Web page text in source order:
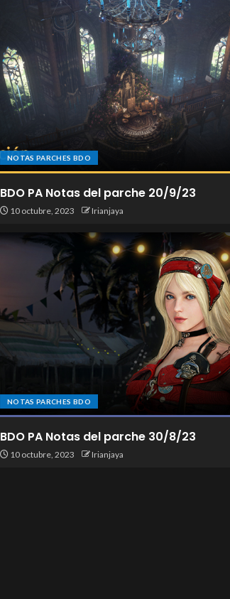
NOTAS PARCHES BDO
BDO PA Notas del parche 20/9/23
10 octubre, 2023 Irianjaya
NOTAS PARCHES BDO
BDO PA Notas del parche 30/8/23
10 octubre, 2023 Irianjaya